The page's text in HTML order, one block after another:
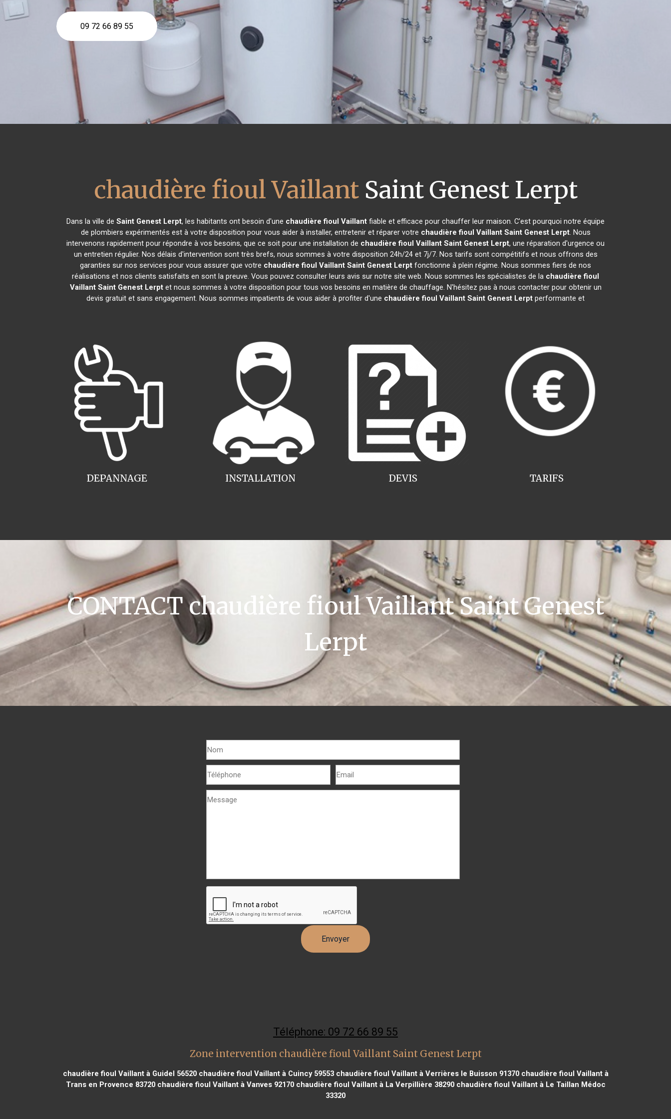
09 72 66 89 55
chaudière fioul VaillantSaint Genest Lerpt
Dans la ville de Saint Genest Lerpt, les habitants ont besoin d'une chaudière fioul Vaillant fiable et efficace pour chauffer leur maison. C'est pourquoi notre équipe
de plombiers expérimentés est à votre disposition pour vous aider à installer, entretenir et réparer votre chaudière fioul Vaillant Saint Genest Lerpt. Nous
intervenons rapidement pour répondre à vos besoins, que ce soit pour une installation de chaudière fioul Vaillant Saint Genest Lerpt, une réparation d'urgence ou
un entretien régulier. Nos délais d'intervention sont très brefs, nous sommes à votre disposition 24h/24 et 7j/7. Nos tarifs sont compétitifs et nous offrons des
garanties sur nos services pour vous assurer que votre chaudière fioul Vaillant Saint Genest Lerpt fonctionne à plein régime. Nous sommes fiers de nos
réalisations et nos clients satisfaits en sont la preuve. Vous pouvez consulter leurs avis sur notre site web. Nous sommes les spécialistes de la chaudière fioul
Vaillant Saint Genest Lerptet nous sommes à votre disposition pour tous vos besoins en matière de chauffage. N'hésitez pas à nous contacter pour obtenir un
devis gratuit et sans engagement. Nous sommes impatients de vous aider à profiter d'une chaudière fioul Vaillant Saint Genest Lerpt performante et
INSTALLATION
DEPANNAGE TARIFS
DEVIS
CONTACT chaudière fioul Vaillant Saint Genest
Lerpt
Téléphone: 09 72 66 89 55
Zone intervention chaudière fioul Vaillant Saint Genest Lerpt
chaudière fioul Vaillant à Guidel 56520chaudière fioul Vaillant à Cuincy 59553chaudière fioul Vaillant à Verrières le Buisson 91370chaudière fioul Vaillant à
Trans en Provence 83720chaudière fioul Vaillant à Vanves 92170chaudière fioul Vaillant à La Verpillière 38290chaudière fioul Vaillant à Le Taillan Médoc
33320